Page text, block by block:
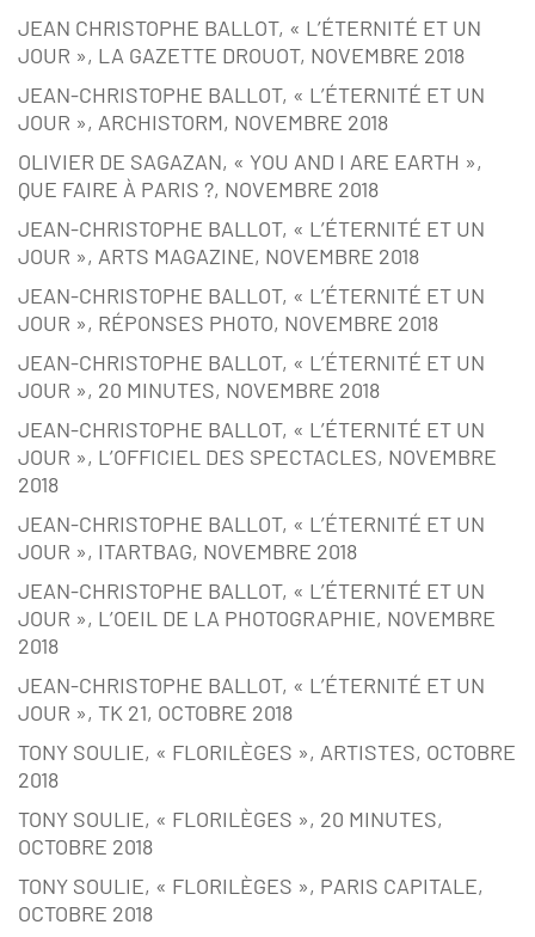
JEAN CHRISTOPHE BALLOT, « L’ÉTERNITÉ ET UN
JOUR », LA GAZETTE DROUOT, NOVEMBRE 2018
JEAN-CHRISTOPHE BALLOT, « L’ÉTERNITÉ ET UN
JOUR », ARCHISTORM, NOVEMBRE 2018
OLIVIER DE SAGAZAN, « YOU AND I ARE EARTH »,
QUE FAIRE À PARIS ?, NOVEMBRE 2018
JEAN-CHRISTOPHE BALLOT, « L’ÉTERNITÉ ET UN
JOUR », ARTS MAGAZINE, NOVEMBRE 2018
JEAN-CHRISTOPHE BALLOT, « L’ÉTERNITÉ ET UN
JOUR », RÉPONSES PHOTO, NOVEMBRE 2018
JEAN-CHRISTOPHE BALLOT, « L’ÉTERNITÉ ET UN
JOUR », 20 MINUTES, NOVEMBRE 2018
JEAN-CHRISTOPHE BALLOT, « L’ÉTERNITÉ ET UN
JOUR », L’OFFICIEL DES SPECTACLES, NOVEMBRE
2018
JEAN-CHRISTOPHE BALLOT, « L’ÉTERNITÉ ET UN
JOUR », ITARTBAG, NOVEMBRE 2018
JEAN-CHRISTOPHE BALLOT, « L’ÉTERNITÉ ET UN
JOUR », L’OEIL DE LA PHOTOGRAPHIE, NOVEMBRE
2018
JEAN-CHRISTOPHE BALLOT, « L’ÉTERNITÉ ET UN
JOUR », TK 21, OCTOBRE 2018
TONY SOULIE, « FLORILÈGES », ARTISTES, OCTOBRE
2018
TONY SOULIE, « FLORILÈGES », 20 MINUTES,
OCTOBRE 2018
TONY SOULIE, « FLORILÈGES », PARIS CAPITALE,
OCTOBRE 2018